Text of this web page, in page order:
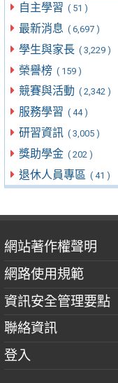
自主學習 ( 51 )
最新消息 ( 6,697 )
學生與家長 ( 3,229 )
榮譽榜 ( 159 )
競賽與活動 ( 2,342 )
服務學習 ( 44 )
研習資訊 ( 3,005 )
獎助學金 ( 202 )
退休人員專區 ( 41 )
網站著作權聲明
網路使用規範
資訊安全管理要點
聯絡資訊
登入